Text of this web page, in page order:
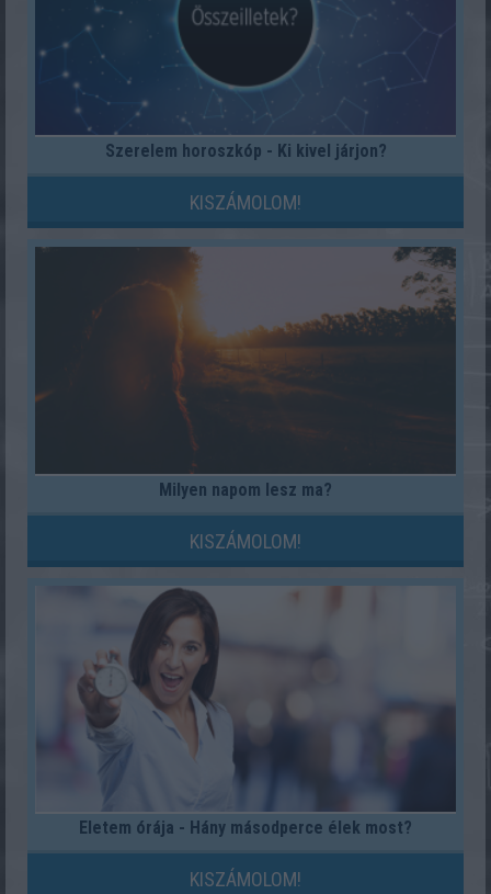
Szerelem horoszkóp - Ki kivel járjon?
KISZÁMOLOM!
Milyen napom lesz ma?
KISZÁMOLOM!
Életem órája - Hány másodperce élek most?
KISZÁMOLOM!